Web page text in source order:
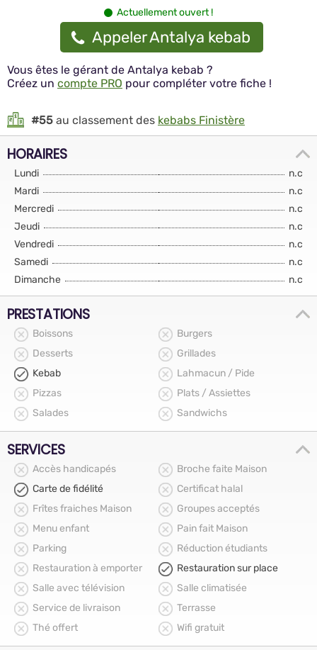
Actuellement ouvert !
Appeler Antalya kebab
Vous êtes le gérant de Antalya kebab ?
Créez un compte PRO pour compléter votre fiche !
#55 au classement des kebabs Finistère
HORAIRES
Lundi
n.c
Mardi
n.c
Mercredi
n.c
Jeudi
n.c
Vendredi
n.c
Samedi
n.c
Dimanche
n.c
PRESTATIONS
Boissons
Burgers
Desserts
Grillades
Kebab
Lahmacun / Pide
Pizzas
Plats / Assiettes
Salades
Sandwichs
SERVICES
Accès handicapés
Broche faite Maison
Carte de fidélité
Certificat halal
Frîtes fraiches Maison
Groupes acceptés
Menu enfant
Pain fait Maison
Parking
Réduction étudiants
Restauration à emporter
Restauration sur place
Salle avec télévision
Salle climatisée
Service de livraison
Terrasse
Thé offert
Wifi gratuit